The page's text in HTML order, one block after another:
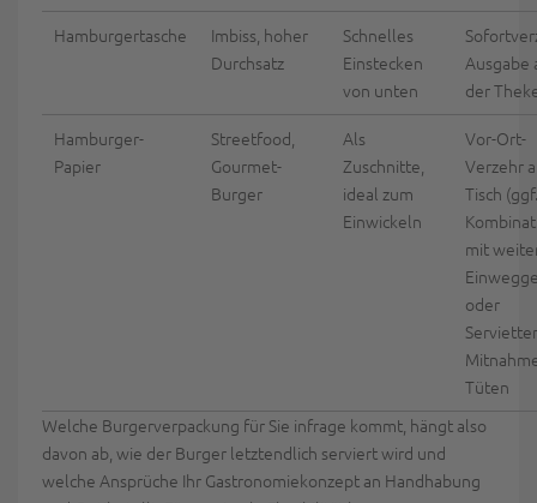
Hamburgertasche
Imbiss, hoher
Durchsatz
Schnelles
Einstecken
von unten
Ausgabe
der
Hamburger-
Papier
Streetfood,
Gourmet-
Burger
Als
Zuschnitte,
ideal zum
Einwickeln
Vor-Ort-
Verzehr
Tisch
mit
oder
Tüten
Welche Burgerverpackung für Sie infrage kommt, hängt also
davon ab, wie der Burger letztendlich serviert wird und
welche Ansprüche Ihr Gastronomiekonzept an Handhabung